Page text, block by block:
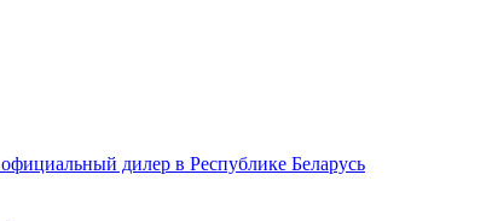
официальный дилер в Республике Беларусь